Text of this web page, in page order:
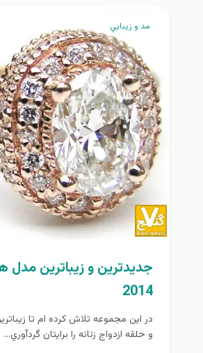
مد و زيبايي
جديدترين و زيباترين مدل
2014
در اين مجموعه تلاش كرده ام تا
و حلقه ازدواج زنانه را برايتان گردآوري...